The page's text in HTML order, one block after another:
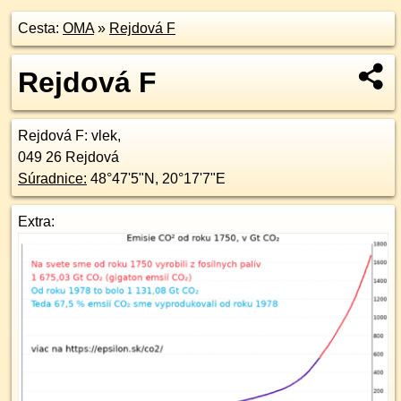
Cesta: OMA» Rejdová F
Rejdová F
Rejdová F: vlek,
049 26 Rejdová
Súradnice: 48°47'5"N , 20°17'7"E
Extra: